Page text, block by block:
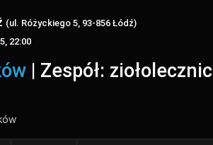
(ul. Różyckiego 5, 93-856 Łódź)
22:00
| Zespół: